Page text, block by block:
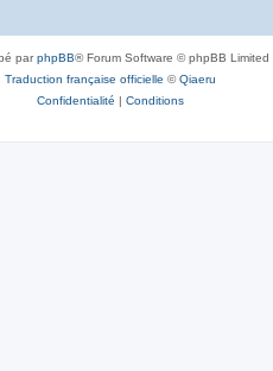
parphpBB® Forum Software © phpBB Limited
Traduction française officielle ©Qiaeru
Confidentialité | Conditions